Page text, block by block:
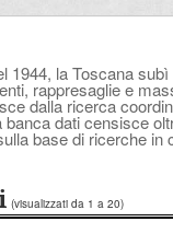
la Toscana
rappresaglie e
dalla ricerca
dati censisce
base di ricerche in
(visualizzati da 1 a 20)